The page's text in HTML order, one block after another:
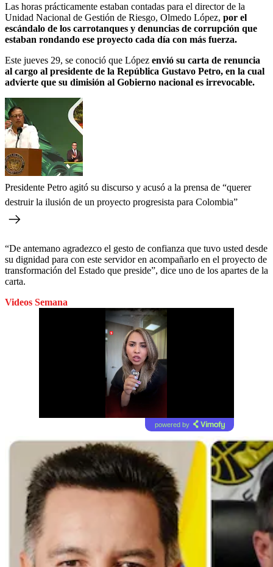
Las horas prácticamente estaban contadas para el director de la
Unidad Nacional de Gestión de Riesgo, Olmedo López, por el
escándalo de los carrotanques y denuncias de corrupción que
estaban rondando ese proyecto cada día con más fuerza.
Este jueves 29, se conoció que López envió su carta de renuncia
al cargo al presidente de la República Gustavo Petro, en la cual
advierte que su dimisión al Gobierno nacional es irrevocable.
Presidente Petro agitó su discurso y acusó a la prensa de “querer
destruir la ilusión de un proyecto progresista para Colombia”
“De antemano agradezco el gesto de confianza que tuvo usted desde
su dignidad para con este servidor en acompañarlo en el proyecto de
transformación del Estado que preside”, dice uno de los apartes de la
carta.
Videos Semana
powered by